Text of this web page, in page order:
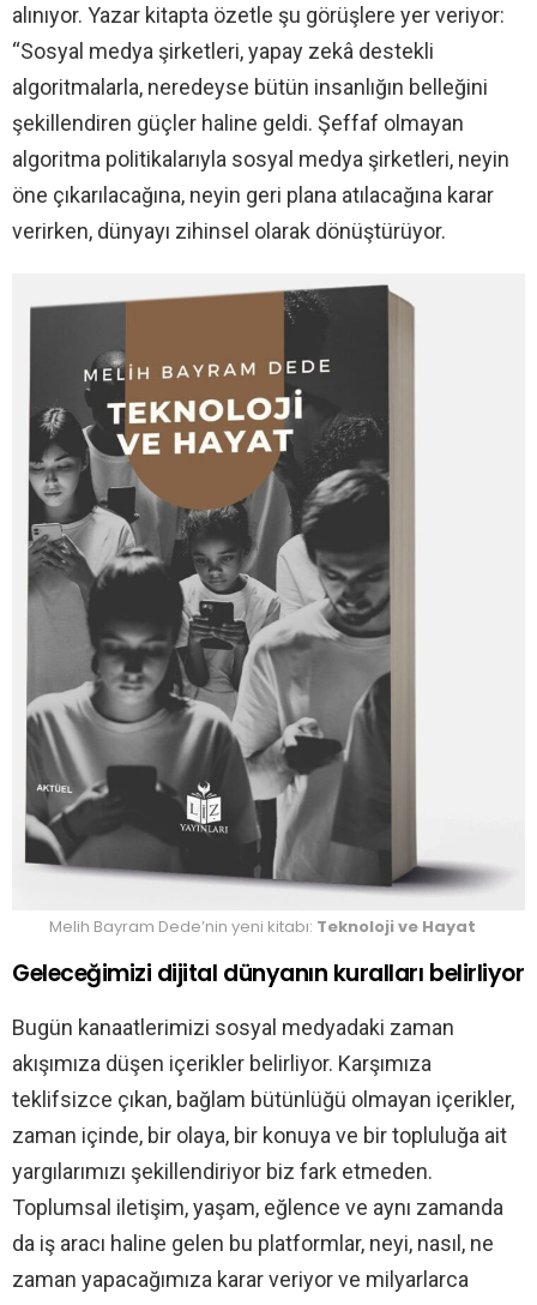
alınıyor. Yazar kitapta özetle şu görüşlere yer veriyor:
“Sosyal medya şirketleri, yapay zekâ destekli
algoritmalarla, neredeyse bütün insanlığın belleğini
şekillendiren güçler haline geldi. Şeffaf olmayan
algoritma politikalarıyla sosyal medya şirketleri, neyin
öne çıkarılacağına, neyin geri plana atılacağına karar
verirken, dünyayı zihinsel olarak dönüştürüyor.
Melih Bayram Dede’nin yeni kitabı: Teknoloji ve Hayat
Geleceğimizi dijital dünyanın kuralları belirliyor
Bugün kanaatlerimizi sosyal medyadaki zaman
akışımıza düşen içerikler belirliyor. Karşımıza
teklifsizce çıkan, bağlam bütünlüğü olmayan içerikler,
zaman içinde, bir olaya, bir konuya ve bir topluluğa ait
yargılarımızı şekillendiriyor biz fark etmeden.
Toplumsal iletişim, yaşam, eğlence ve aynı zamanda
da iş aracı haline gelen bu platformlar, neyi, nasıl, ne
zaman yapacağımıza karar veriyor ve milyarlarca